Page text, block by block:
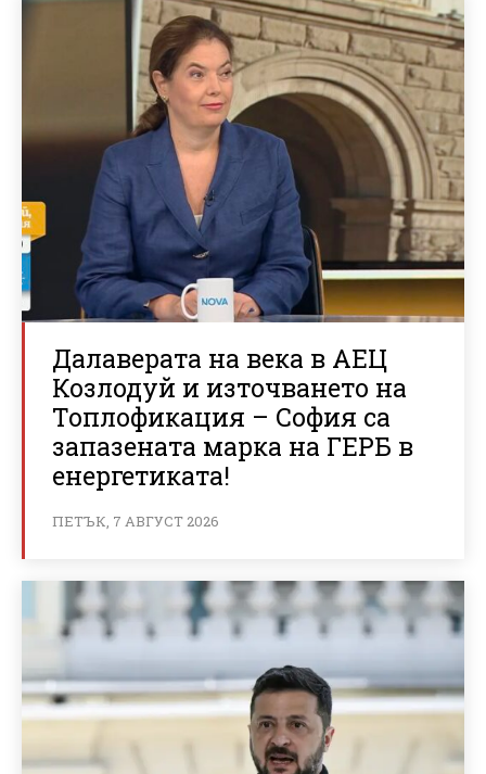
Далаверата на века в АЕЦ
Козлодуй и източването на
Топлофикация – София са
запазената марка на ГЕРБ в
енергетиката!
ПЕТЪК, 7 АВГУСТ 2026